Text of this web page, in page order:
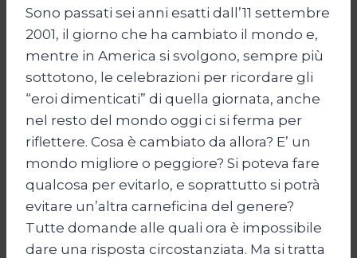
Sono passati sei anni esatti dall’11 settembre
2001, il giorno che ha cambiato il mondo e,
mentre in America si svolgono, sempre più
sottotono, le celebrazioni per ricordare gli
“eroi dimenticati” di quella giornata, anche
nel resto del mondo oggi ci si ferma per
riflettere. Cosa è cambiato da allora? E’ un
mondo migliore o peggiore? Si poteva fare
qualcosa per evitarlo, e soprattutto si potrà
evitare un’altra carneficina del genere?
Tutte domande alle quali ora è impossibile
dare una risposta circostanziata. Ma si tratta